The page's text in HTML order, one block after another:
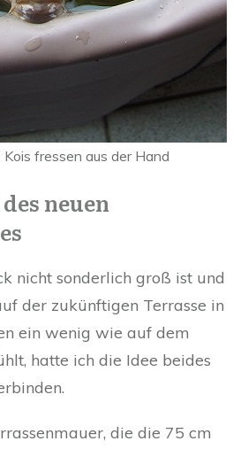
Kois fressen aus der Hand
neuen
nicht sonderlich groß ist und
der zukünftigen Terrasse in
ein wenig wie auf dem
hatte ich die Idee beides
die die 75 cm